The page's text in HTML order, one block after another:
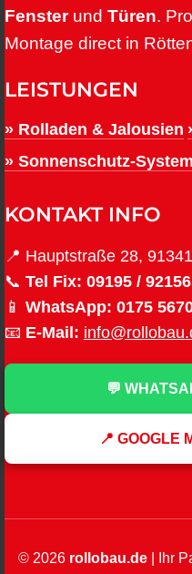
Fensterund Türen.
Montage direct in
LEISTUNGEN
» Rolladen & Jalousien
» Sonnenschutz-
KONTAKT INFO
📍 Hauptstraße 28,
📞 Tel Fix: 09195 /
📱 WhatsApp: 0175
📧 E-Mail:
💬
📍 GOOGLE
© 2026 rollobau.de| Ihr